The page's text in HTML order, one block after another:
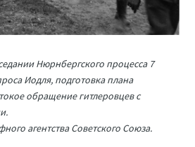
Нюрнбергского процесса 7
Иодля, подготовка плана
обращение гитлеровцев с
агентства Советского Союза.